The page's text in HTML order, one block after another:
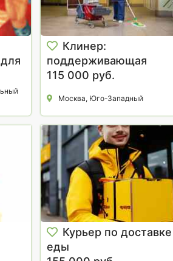
Клинер:
поддерживающая
уборка
115 000 руб.
Москва, Юго-Западный
Курьер по доставке
еды